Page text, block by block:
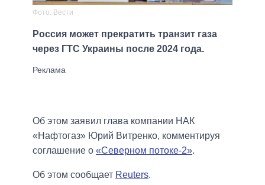
Фото: Вести
Россия может прекратить транзит газа
через ГТС Украины после 2024 года.
Об этом заявил глава компании НАК
«Нафтогаз» Юрий Витренко, комментируя
соглашение о «Северном потоке-2».
Об этом сообщает Reuters.